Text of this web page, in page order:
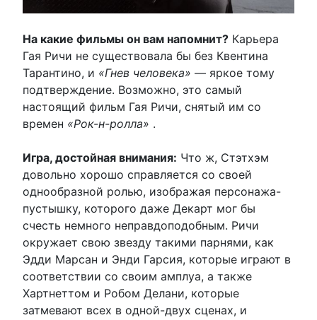
На какие фильмы он вам напомнит? Карьера
Гая Ричи не существовала бы без Квентина
Тарантино, и «Гнев человека» — яркое тому
подтверждение. Возможно, это самый
настоящий фильм Гая Ричи, снятый им со
времен «Рок-н-ролла» .
Игра, достойная внимания: Что ж, Стэтхэм
довольно хорошо справляется со своей
однообразной ролью, изображая персонажа-
пустышку, которого даже Декарт мог бы
счесть немного неправдоподобным. Ричи
окружает свою звезду такими парнями, как
Эдди Марсан и Энди Гарсия, которые играют в
соответствии со своим амплуа, а также
Хартнеттом и Робом Делани, которые
затмевают всех в одной-двух сценах, и